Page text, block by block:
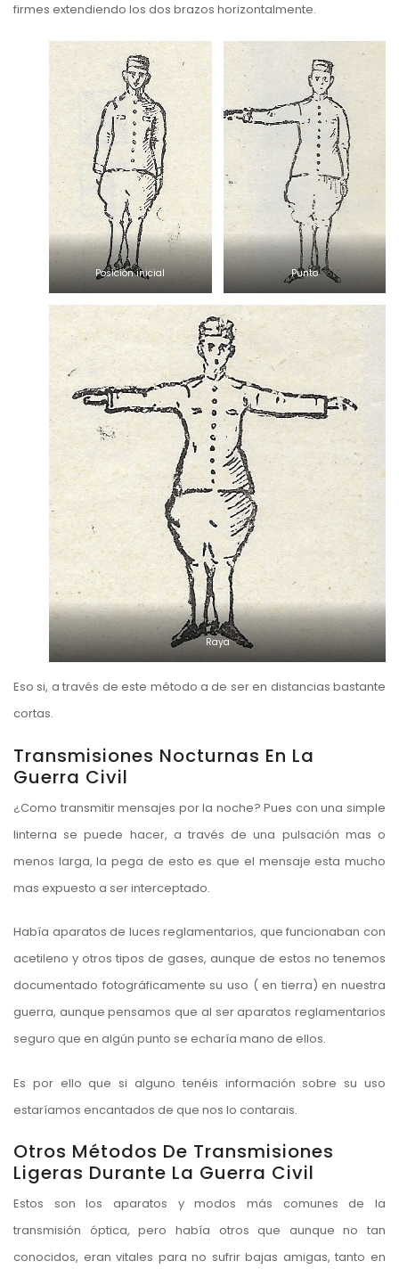
firmes extendiendo los dos brazos horizontalmente.
Posición inicial Punto
Raya
Eso si, a través de este método a de ser en distancias bastante
cortas.
Transmisiones Nocturnas En La
Guerra Civil
¿Como transmitir mensajes por la noche? Pues con una simple
linterna se puede hacer, a través de una pulsación mas o
menos larga, la pega de esto es que el mensaje esta mucho
mas expuesto a ser interceptado.
Había aparatos de luces reglamentarios, que funcionaban con
acetileno y otros tipos de gases, aunque de estos no tenemos
documentado fotográficamente su uso ( en tierra) en nuestra
guerra, aunque pensamos que al ser aparatos reglamentarios
seguro que en algún punto se echaría mano de ellos.
Es por ello que si alguno tenéis información sobre su uso
estaríamos encantados de que nos lo contarais.
Otros Métodos De Transmisiones
Ligeras Durante La Guerra Civil
Estos son los aparatos y modos más comunes de la
transmisión óptica, pero había otros que aunque no tan
conocidos, eran vitales para no sufrir bajas amigas, tanto en